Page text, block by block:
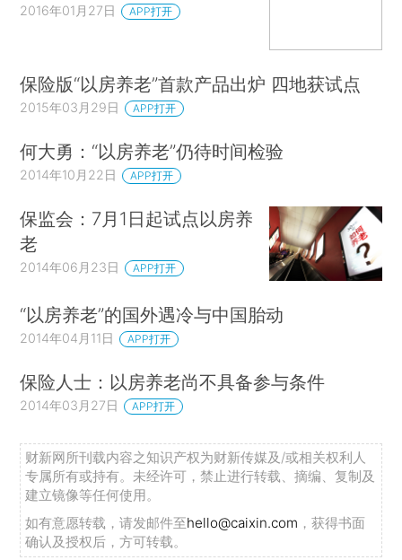
2016年01月27日 APP打开
保险版“以房养老”首款产品出炉 四地获试点
2015年03月29日 APP打开
何大勇：“以房养老”仍待时间检验
2014年10月22日 APP打开
保监会：7月1日起试点以房养
老
2014年06月23日 APP打开
“以房养老”的国外遇冷与中国胎动
2014年04月11日 APP打开
保险人士：以房养老尚不具备参与条件
2014年03月27日 APP打开
财新网所刊载内容之知识产权为财新传媒及/或相关权利人
专属所有或持有。未经许可，禁止进行转载、摘编、复制及
建立镜像等任何使用。
如有意愿转载，请发邮件至hello@caixin.com ，获得书面
确认及授权后，方可转载。